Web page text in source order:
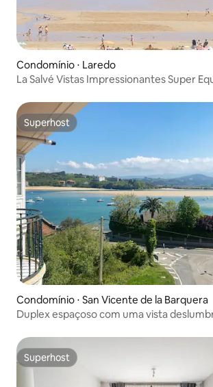
Condomínio ⋅ Laredo
La Salvé Vistas Impressionantes Super
Superhost
Superhost
Condomínio ⋅ San Vicente de la Barquera
Duplex espaçoso com uma vista
Superhost
Superhost